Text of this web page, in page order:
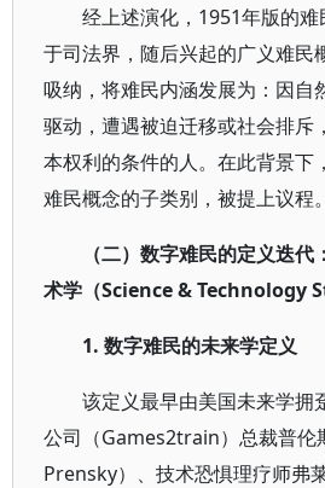
经上述演化，1951年版的
于司法界，随后兴起的广义难民
吸纳，将难民内涵发展为：因自
驱动，遭遇被迫迁移或社会排斥
本权利的条件的人。在此背景下
难民概念的子类别，被提上议程。
（二）数字难民的定义迭
术学（Science & Technology
1. 数字难民的未来学定义
该定义最早由美国未来学
公司（Games2train）总裁普伦
Prensky）、技术恐惧理疗师弗